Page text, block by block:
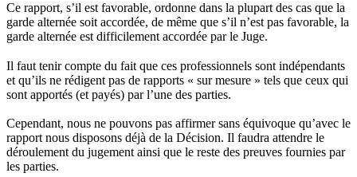
Ce rapport, s’il est favorable, ordonne dans la plupart des cas que la
garde alternée soit accordée, de même que s’il n’est pas favorable, la
garde alternée est difficilement accordée par le Juge.
Il faut tenir compte du fait que ces professionnels sont indépendants
et qu’ils ne rédigent pas de rapports « sur mesure » tels que ceux qui
sont apportés (et payés) par l’une des parties.
Cependant, nous ne pouvons pas affirmer sans équivoque qu’avec le
rapport nous disposons déjà de la Décision. Il faudra attendre le
déroulement du jugement ainsi que le reste des preuves fournies par
les parties.